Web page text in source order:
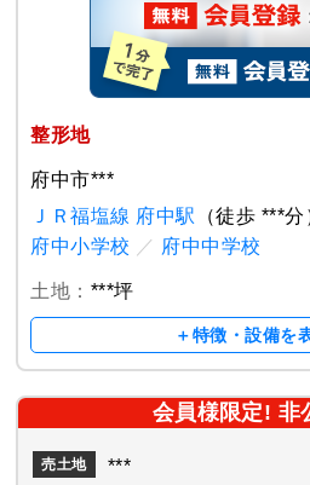
整形地
府中市***
ＪＲ福塩線 府中駅
（徒歩 ***分
府中小学校 ／ 府中中学校
土地： ***坪
＋特徴・設備を
会員様限定! 非
売土地 ***